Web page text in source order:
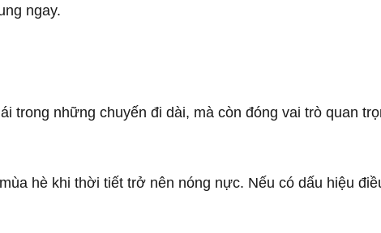
ngay.
trong những chuyến đi dài, mà còn đóng vai trò
hè khi thời tiết trở nên nóng nực. Nếu có dấu hiệu